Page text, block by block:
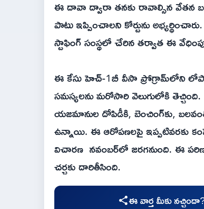
ఈ దావా ద్వారా తనకు రావాల్సిన వేతన
పాటు ఇప్పించాలని కోర్టును
స్టాఫింగ్ సంస్థలో చేరిన తర్వాత ఈ
ఈ కేసు హెచ్-1బీ వీసా ప్రోగ్రామ్‌లోని
సమస్యలను మరోసారి వెలుగులోకి
యజమానుల దోపిడీకి, బెంచింగ్‌కు,
ఉన్నాయి. ఈ ఆరోపణలపై ఇప్పటివరకు
విచారణ నవంబర్‌లో జరగనుంది. ఈ
చర్చకు దారితీసింది.
ఈ వార్త మీకు